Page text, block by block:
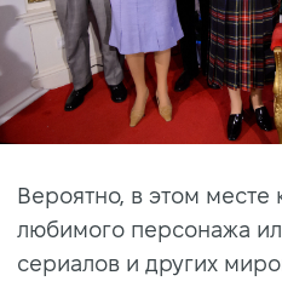
Вероятно, в этом месте
любимого персонажа
сериалов и других